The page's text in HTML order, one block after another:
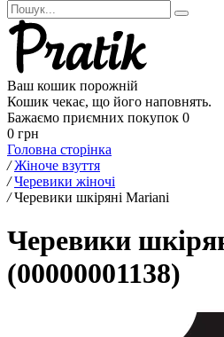
Ваш кошик порожній
Кошик чекає, що його наповнять.
Бажаємо приємних покупок 0
0 грн
Головна сторінка
/ Жіноче взуття
/ Черевики жіночі
/ Черевики шкіряні Mariani
Черевики
(00000001138)